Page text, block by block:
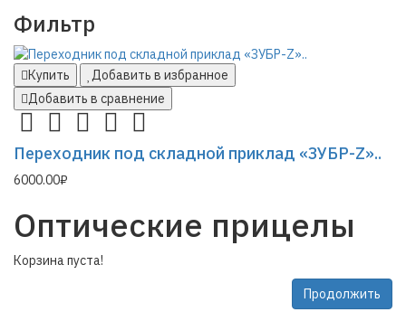
Фильтр
Купить
Добавить в избранное
Добавить в сравнение
Переходник под складной приклад «ЗУБР-Z»..
6000.00₽
Оптические прицелы
Корзина пуста!
Продолжить